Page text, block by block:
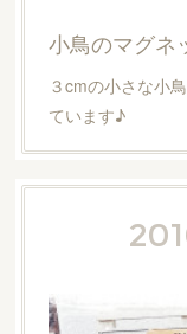
小鳥のマグネ
３cmの小さな小
ています♪